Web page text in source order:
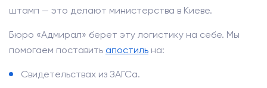
штамп — это делают министерства в Киеве.
Бюро «Адмирал» берет эту логистику на себе. Мы
помогаем поставить апостиль на:
Свидетельствах из ЗАГСа.